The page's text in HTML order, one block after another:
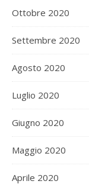
Ottobre 2020
Settembre 2020
Agosto 2020
Luglio 2020
Giugno 2020
Maggio 2020
Aprile 2020